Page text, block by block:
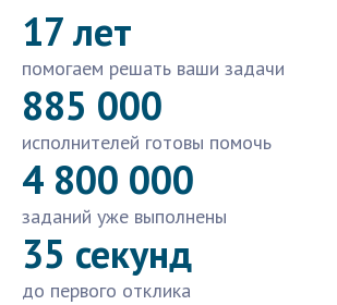
17 лет
помогаем решать ваши задачи
885 000
исполнителей готовы помочь
4 800 000
заданий уже выполнены
35 секунд
до первого отклика